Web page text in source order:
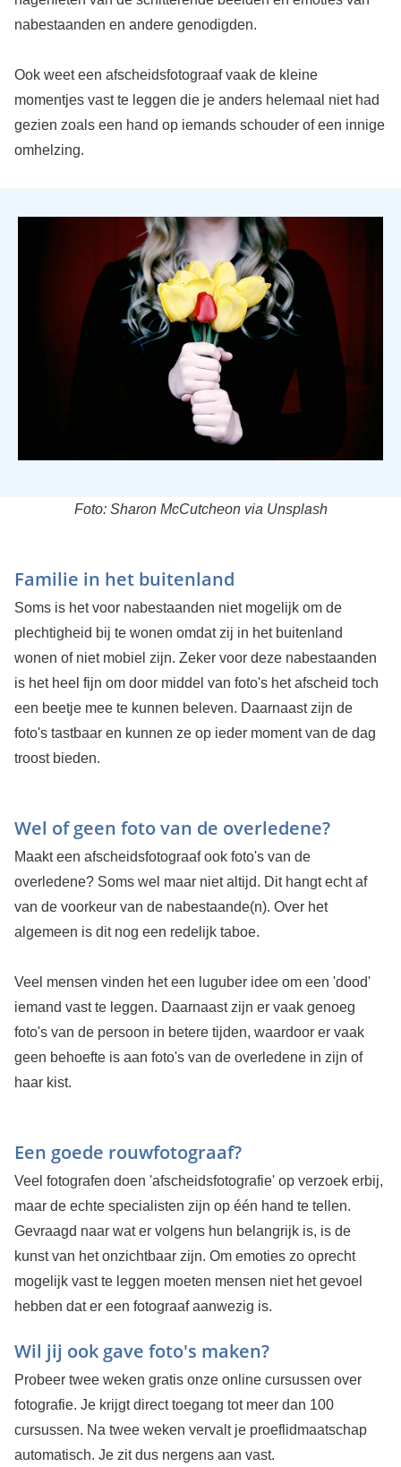
nabestaanden en andere genodigden.
Ook weet een afscheidsfotograaf vaak de kleine
momentjes vast te leggen die je anders helemaal niet had
gezien zoals een hand op iemands schouder of een innige
omhelzing.
Foto: Sharon McCutcheon via Unsplash
Familie in het buitenland
Soms is het voor nabestaanden niet mogelijk om de
plechtigheid bij te wonen omdat zij in het buitenland
wonen of niet mobiel zijn. Zeker voor deze nabestaanden
is het heel fijn om door middel van foto's het afscheid toch
een beetje mee te kunnen beleven. Daarnaast zijn de
foto's tastbaar en kunnen ze op ieder moment van de dag
troost bieden.
Wel of geen foto van de overledene?
Maakt een afscheidsfotograaf ook foto's van de
overledene? Soms wel maar niet altijd. Dit hangt echt af
van de voorkeur van de nabestaande(n). Over het
algemeen is dit nog een redelijk taboe.
Veel mensen vinden het een luguber idee om een 'dood'
iemand vast te leggen. Daarnaast zijn er vaak genoeg
foto's van de persoon in betere tijden, waardoor er vaak
geen behoefte is aan foto's van de overledene in zijn of
haar kist.
Een goede rouwfotograaf?
Veel fotografen doen 'afscheidsfotografie' op verzoek erbij,
maar de echte specialisten zijn op één hand te tellen.
Gevraagd naar wat er volgens hun belangrijk is, is de
kunst van het onzichtbaar zijn. Om emoties zo oprecht
mogelijk vast te leggen moeten mensen niet het gevoel
hebben dat er een fotograaf aanwezig is.
Wil jij ook gave foto's maken?
Probeer twee weken gratis onze online cursussen over
fotografie. Je krijgt direct toegang tot meer dan 100
cursussen. Na twee weken vervalt je proeflidmaatschap
automatisch. Je zit dus nergens aan vast.